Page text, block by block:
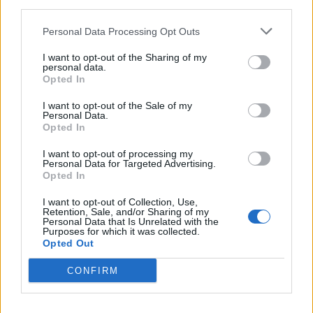
Personal Data Processing Opt Outs
I want to opt-out of the Sharing of my
personal data.
Opted In
I want to opt-out of the Sale of my
Personal Data.
Opted In
I want to opt-out of processing my
Personal Data for Targeted Advertising.
Opted In
I want to opt-out of Collection, Use,
Retention, Sale, and/or Sharing of my
Personal Data that Is Unrelated with the
Purposes for which it was collected.
Opted Out
CONFIRM
Napisz opowiadanie o wizycie Kajko i
Kokosza w gabinecie dentysty
kokosz lubisz najbardziej?
streszczenie
Napisz opowiadanie o wybranej
Kokosz
Kategorie
opracowania
Tagi
Kajko i Kokosz - opracowanie
Kajko – charakterystyka
Napisz list w którym zachęcisz kolegę do